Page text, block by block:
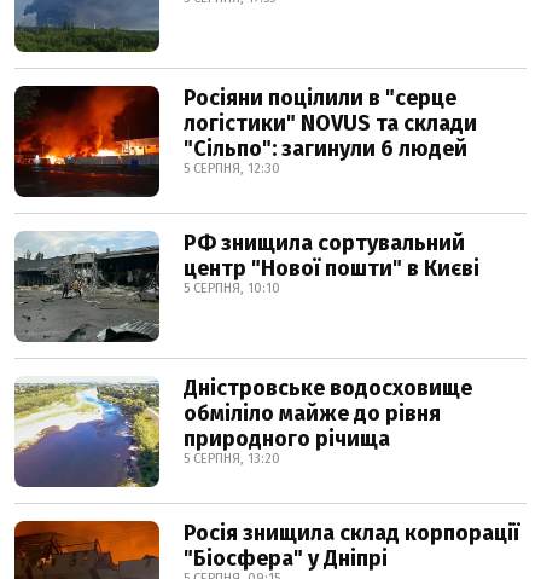
Росіяни поцілили в "серце
логістики" NOVUS та склади
"Сільпо": загинули 6 людей
5 СЕРПНЯ, 12:30
РФ знищила сортувальний
центр "Нової пошти" в Києві
5 СЕРПНЯ, 10:10
Дністровське водосховище
обміліло майже до рівня
природного річища
5 СЕРПНЯ, 13:20
Росія знищила склад корпорації
"Біосфера" у Дніпрі